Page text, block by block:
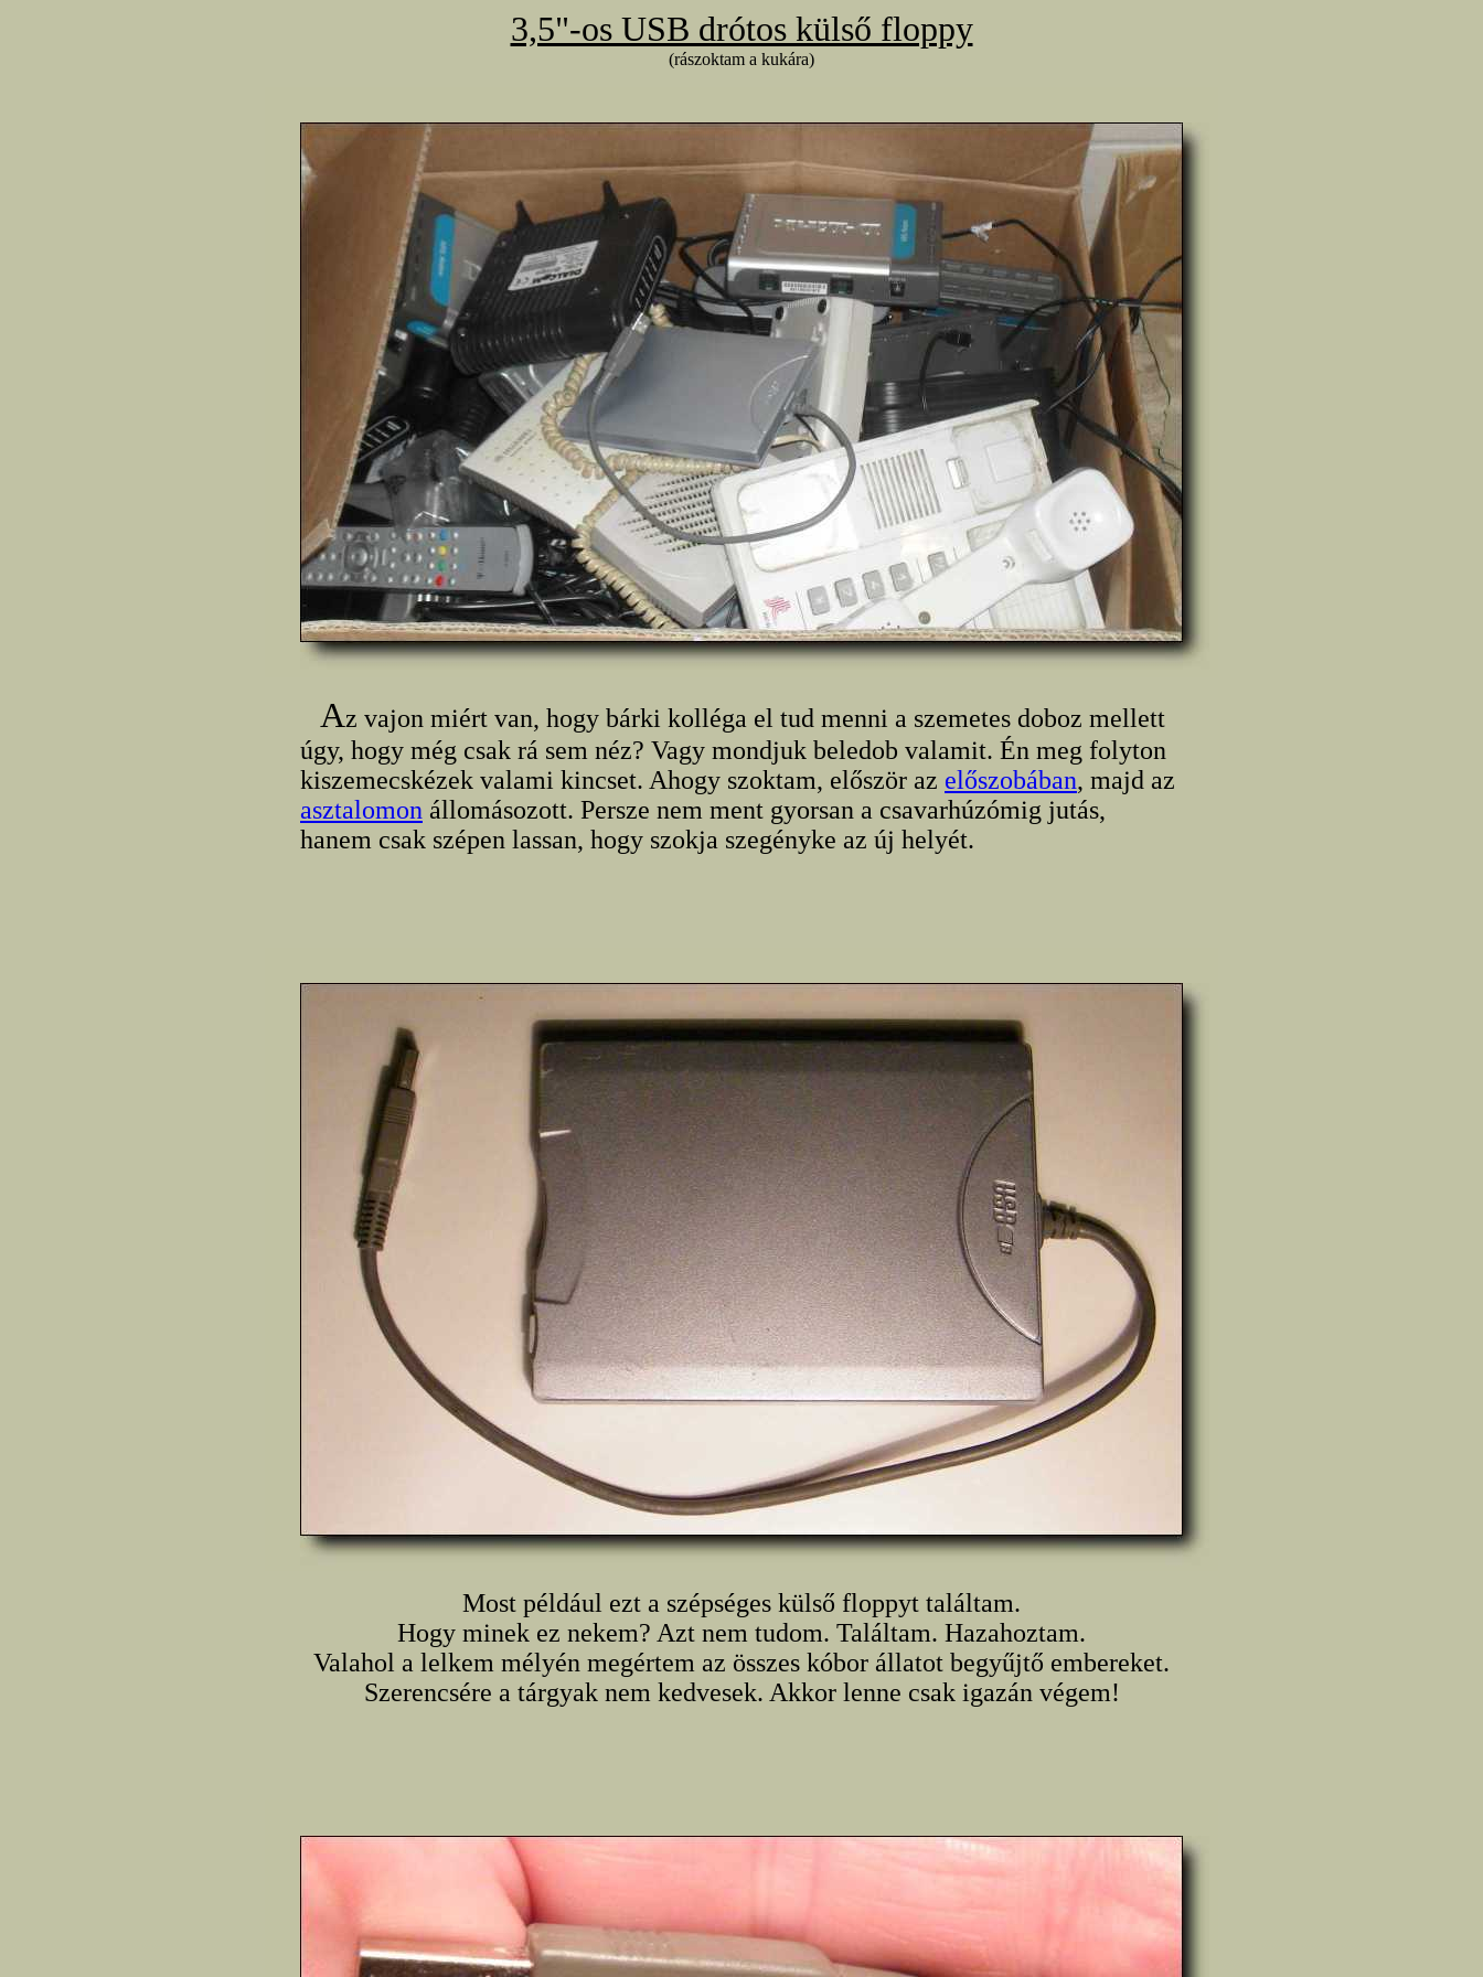
3,5"-os USB drótos külső floppy
(rászoktam a kukára)
Az vajon miért van, hogy bárki kolléga el tud menni a szemetes doboz mellett
úgy, hogy még csak rá sem néz? Vagy mondjuk beledob valamit. Én meg folyton
kiszemecskézek valami kincset. Ahogy szoktam, először az előszobában, majd az
asztalomon állomásozott. Persze nem ment gyorsan a csavarhúzómig jutás,
hanem csak szépen lassan, hogy szokja szegényke az új helyét.
Most például ezt a szépséges külső floppyt találtam.
Hogy minek ez nekem? Azt nem tudom. Találtam. Hazahoztam.
Valahol a lelkem mélyén megértem az összes kóbor állatot begyűjtő embereket.
Szerencsére a tárgyak nem kedvesek. Akkor lenne csak igazán végem!